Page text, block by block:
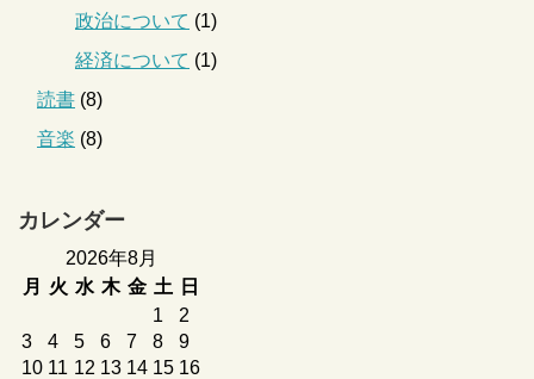
政治について (1)
経済について (1)
読書 (8)
音楽 (8)
カレンダー
2026年8月
月
火 水 木 金 土
日
1
2
3
4 5 6 7 8
9
10 11 12 13 14 15 16